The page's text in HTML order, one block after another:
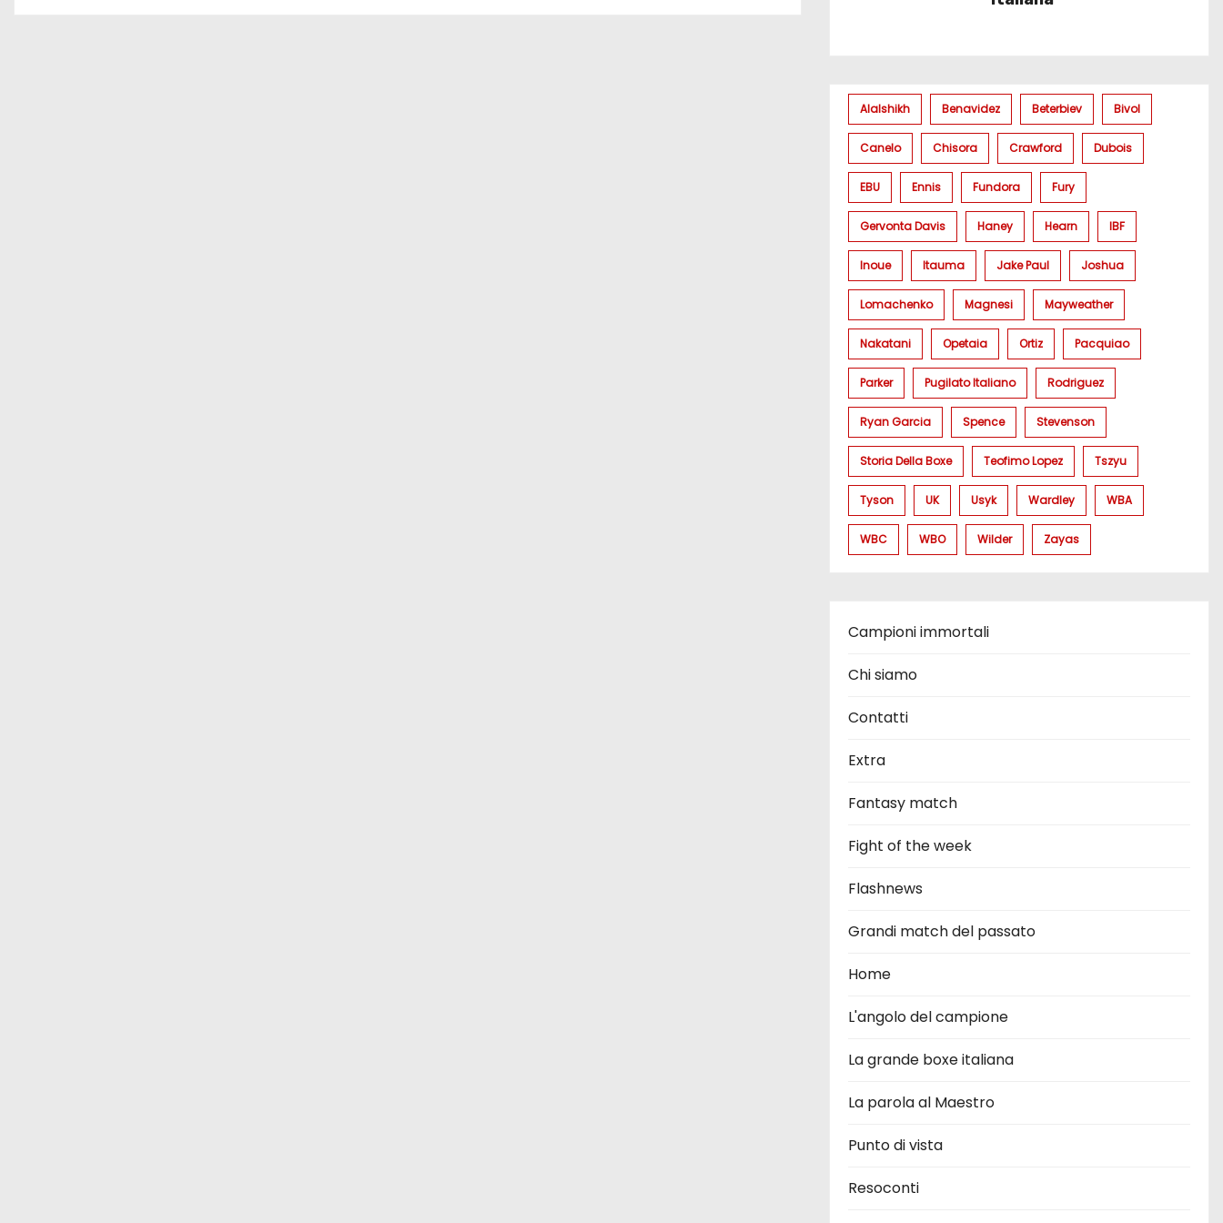
Alalshikh Benavidez Beterbiev Bivol
Canelo Chisora Crawford Dubois
EBU Ennis Fundora Fury
Gervonta Davis Haney Hearn IBF
Inoue Itauma Jake Paul Joshua
Lomachenko Magnesi Mayweather
Nakatani Opetaia Ortiz Pacquiao
Parker Pugilato Italiano Rodriguez
Ryan Garcia Spence Stevenson
Storia Della Boxe Teofimo Lopez Tszyu
Tyson UK Usyk Wardley WBA
WBC WBO Wilder Zayas
Campioni immortali
Chi siamo
Contatti
Extra
Fantasy match
Fight of the week
Flashnews
Grandi match del passato
Home
L'angolo del campione
La grande boxe italiana
La parola al Maestro
Punto di vista
Resoconti